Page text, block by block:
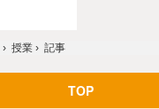
› 授業 › 記事
TOP